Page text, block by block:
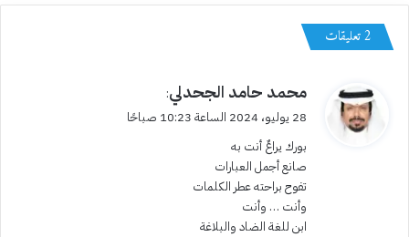
‫2 تعليقات
ي
ل
محمد حامد الجحدلي:
28 يوليو، 2024 الساعة 10:23 صباحًا
بورك يراعٌ أنت به
صانع أجمل العبارات
تفوح براحته عطر الكلمات
وأنت … وأنت
ابن للغة الضاد والبلاغة